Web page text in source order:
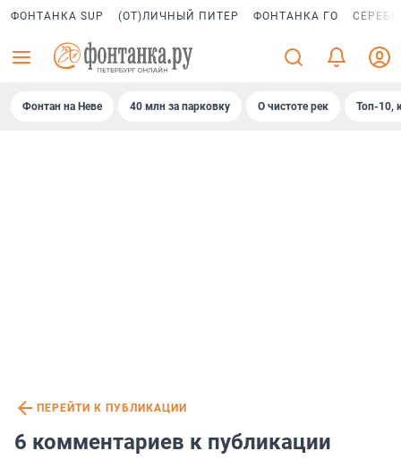
ФОНТАНКА SUP (ОТ)ЛИЧНЫЙ ПИТЕР ФОНТАНКА ГО
Фонтан на Неве 40 млн за парковку О чистоте рек Топ-10,
ПЕРЕЙТИ К ПУБЛИКАЦИИ
6 комментариев к публикации